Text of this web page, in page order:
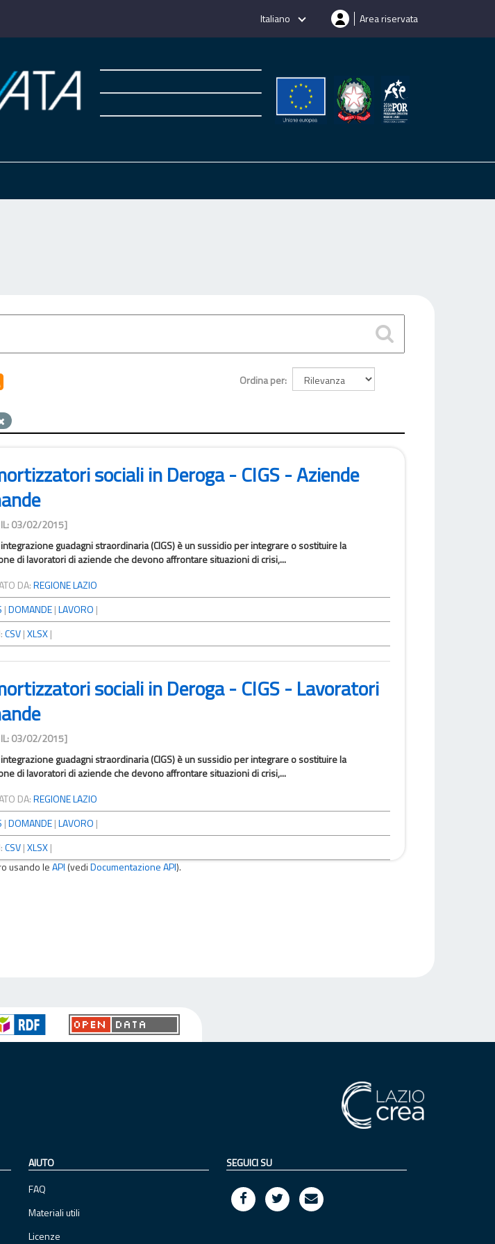
Italiano Area riservata
Ordina per
sociali in Deroga - CIGS - Aziende
IL: 03/02/2015]
integrazione guadagni straordinaria (CIGS) è un sussidio per integrare o sostituire la
di lavoratori di aziende che devono affrontare situazioni di crisi,...
DA:REGIONE LAZIO
|DOMANDE |LAVORO |
CSV |XLSX |
sociali in Deroga - CIGS - Lavoratori
IL: 03/02/2015]
integrazione guadagni straordinaria (CIGS) è un sussidio per integrare o sostituire la
di lavoratori di aziende che devono affrontare situazioni di crisi,...
DA:REGIONE LAZIO
|DOMANDE |LAVORO |
CSV |XLSX |
usando leAPI (vediDocumentazione API).
AIUTO
FAQ
Materiali utili
Licenze
SEGUICI SU